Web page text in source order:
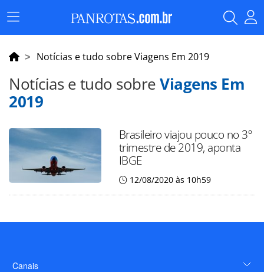
Menu
Principal
Notícias e tudo sobre Viagens Em 2019
Notícias e tudo sobreViagens Em
2019
Brasileiro viajou pouco no 3º
trimestre de 2019, aponta
IBGE
12/08/2020 às 10h59
Canais